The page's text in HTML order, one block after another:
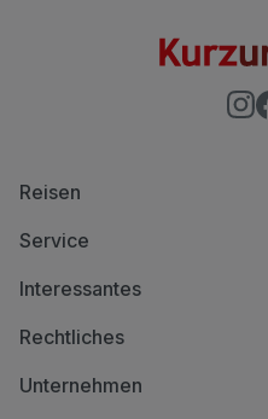
Reisen
Service
Interessantes
Rechtliches
Unternehmen